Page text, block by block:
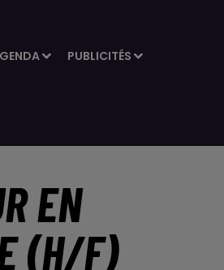
PUBLICITÉS
EN
(H/F)